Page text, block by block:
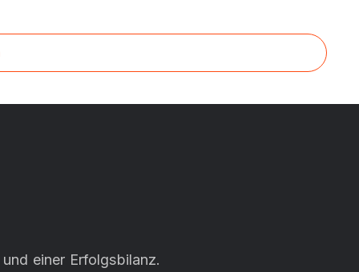
einer Erfolgsbilanz.